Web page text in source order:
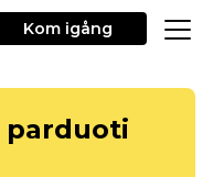
Kom igång
parduoti